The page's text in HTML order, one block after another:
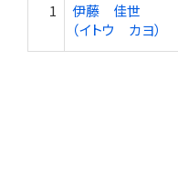
1
伊藤 佳世
（イトウ カヨ）